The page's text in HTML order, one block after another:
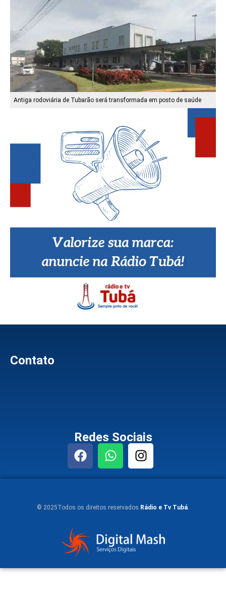
Antiga rodoviária de Tubarão será transformada em posto de saúde
Contato
Redes Sociais
© 2025Todos os direitos reservados Rádio e Tv Tubá.